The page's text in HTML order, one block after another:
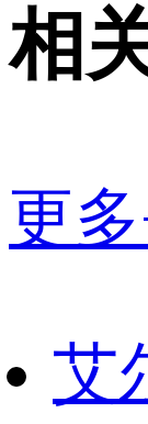
相
更
艾